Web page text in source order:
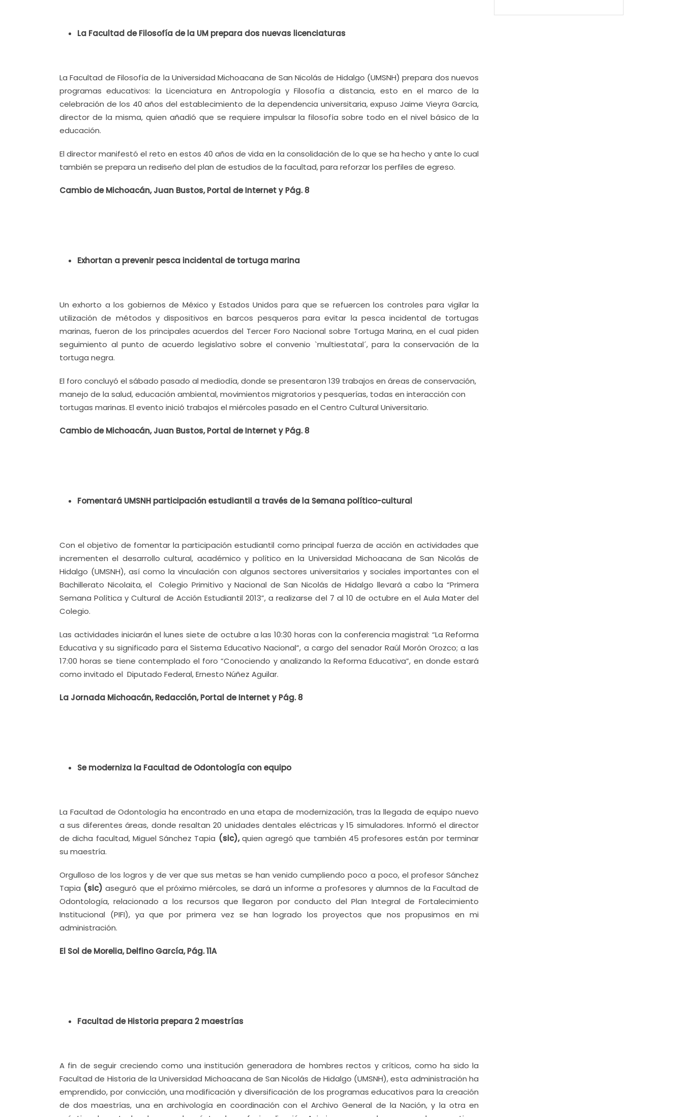
La Facultad de Filosofía de la UM prepara dos nuevas licenciaturas
La Facultad de Filosofía de la Universidad Michoacana de San Nicolás de Hidalgo (UMSNH) prepara dos nuevos
programas educativos: la Licenciatura en Antropología y Filosofía a distancia, esto en el marco de la
celebración de los 40 años del establecimiento de la dependencia universitaria, expuso Jaime Vieyra García,
director de la misma, quien añadió que se requiere impulsar la filosofía sobre todo en el nivel básico de la
educación.
El director manifestó el reto en estos 40 años de vida en la consolidación de lo que se ha hecho y ante lo cual
también se prepara un rediseño del plan de estudios de la facultad, para reforzar los perfiles de egreso.
Cambio de Michoacán, Juan Bustos, Portal de Internet y Pág. 8
Exhortan a prevenir pesca incidental de tortuga marina
Un exhorto a los gobiernos de México y Estados Unidos para que se refuercen los controles para vigilar la
utilización de métodos y dispositivos en barcos pesqueros para evitar la pesca incidental de tortugas
marinas, fueron de los principales acuerdos del Tercer Foro Nacional sobre Tortuga Marina, en el cual piden
seguimiento al punto de acuerdo legislativo sobre el convenio `multiestatal´, para la conservación de la
tortuga negra.
El foro concluyó el sábado pasado al mediodía, donde se presentaron 139 trabajos en áreas de conservación,
manejo de la salud, educación ambiental, movimientos migratorios y pesquerías, todas en interacción con
tortugas marinas. El evento inició trabajos el miércoles pasado en el Centro Cultural Universitario.
Cambio de Michoacán, Juan Bustos, Portal de Internet y Pág. 8
Fomentará UMSNH participación estudiantil a través de la Semana político-cultural
Con el objetivo de fomentar la participación estudiantil como principal fuerza de acción en actividades que
incrementen el desarrollo cultural, académico y político en la Universidad Michoacana de San Nicolás de
Hidalgo (UMSNH), así como la vinculación con algunos sectores universitarios y sociales importantes con el
Bachillerato Nicolaita, el Colegio Primitivo y Nacional de San Nicolás de Hidalgo llevará a cabo la “Primera
Semana Política y Cultural de Acción Estudiantil 2013”, a realizarse del 7 al 10 de octubre en el Aula Mater del
Colegio.
Las actividades iniciarán el lunes siete de octubre a las 10:30 horas con la conferencia magistral: “La Reforma
Educativa y su significado para el Sistema Educativo Nacional”, a cargo del senador Raúl Morón Orozco; a las
17:00 horas se tiene contemplado el foro “Conociendo y analizando la Reforma Educativa”, en donde estará
como invitado el Diputado Federal, Ernesto Núñez Aguilar.
La Jornada Michoacán, Redacción, Portal de Internet y Pág. 8
Se moderniza la Facultad de Odontología con equipo
La Facultad de Odontología ha encontrado en una etapa de modernización, tras la llegada de equipo nuevo
a sus diferentes áreas, donde resaltan 20 unidades dentales eléctricas y 15 simuladores. Informó el director
de dicha facultad, Miguel Sánchez Tapia (sic),quien agregó que también 45 profesores están por terminar
su maestría.
Orgulloso de los logros y de ver que sus metas se han venido cumpliendo poco a poco, el profesor Sánchez
Tapia (sic)aseguró que el próximo miércoles, se dará un informe a profesores y alumnos de la Facultad de
Odontología, relacionado a los recursos que llegaron por conducto del Plan Integral de Fortalecimiento
Institucional (PIFI), ya que por primera vez se han logrado los proyectos que nos propusimos en mi
administración.
El Sol de Morelia, Delfino García, Pág. 11A
Facultad de Historia prepara 2 maestrías
A fin de seguir creciendo como una institución generadora de hombres rectos y críticos, como ha sido la
Facultad de Historia de la Universidad Michoacana de San Nicolás de Hidalgo (UMSNH), esta administración ha
emprendido, por convicción, una modificación y diversificación de los programas educativos para la creación
de dos maestrías, una en archivología en coordinación con el Archivo General de la Nación, y la otra en